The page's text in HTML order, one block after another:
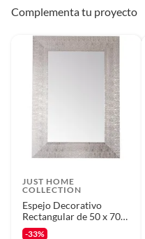
Complementa tu proyecto
JUST HOME
COLLECTION
Espejo Decorativo
Rectangular de 50 x 70
cm Plata
-33%